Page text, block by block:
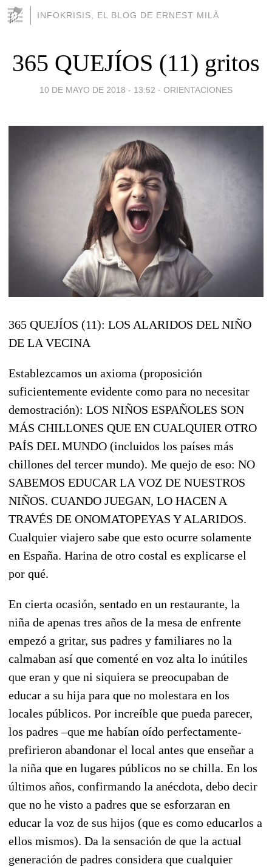
INFOKRISIS, EL BLOG DE ERNEST MILÀ
365 QUEJÍOS (11) gritos
10 DE MAYO DE 2018 - 13:52 - ORIENTACIONES
365 QUEJÍOS (11): LOS ALARIDOS DEL NIÑO
DE LA VECINA
Establezcamos un axioma (proposición
suficientemente evidente como para no necesitar
demostración): LOS NIÑOS ESPAÑOLES SON
MÁS CHILLONES QUE EN CUALQUIER OTRO
PAÍS DEL MUNDO (incluidos los países más
chillones del tercer mundo). Me quejo de eso: NO
SABEMOS EDUCAR LA VOZ DE NUESTROS
NIÑOS. CUANDO JUEGAN, LO HACEN A
TRAVÉS DE ONOMATOPEYAS Y ALARIDOS.
Cualquier viajero sabe que esto ocurre solamente
en España. Harina de otro costal es explicarse el
por qué.
En cierta ocasión, sentado en un restaurante, la
niña de apenas tres años de la mesa de enfrente
empezó a gritar, sus padres y familiares no la
calmaban así que comenté en voz alta lo inútiles
que eran y que ni siquiera se preocupaban de
educar a su hija para que no molestara en los
locales públicos. Por increíble que pueda parecer,
los padres –que me habían oído perfectamente-
prefirieron abandonar el local antes que enseñar a
la niña que en lugares públicos no se chilla. En los
últimos años, confirmando la anécdota, debo decir
que no he visto a padres que se esforzaran en
educar la voz de sus hijos (que es como educarlos a
ellos mismos). Da la sensación de que la actual
generación de padres considera que cualquier